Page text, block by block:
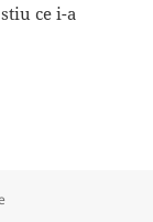
ce i-a